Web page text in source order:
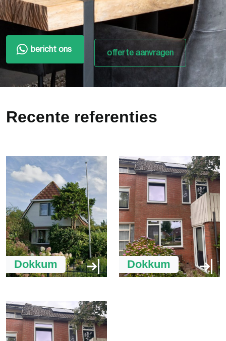
bericht ons offerte aanvragen
Recente referenties
Dokkum Dokkum